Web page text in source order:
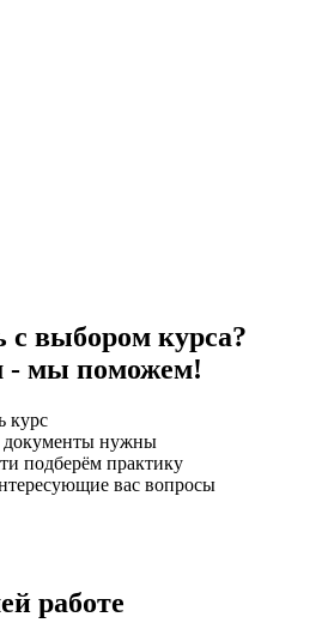
выбором курса?
- мы поможем!
курс
документы нужны
подберём практику
вас вопросы
работе